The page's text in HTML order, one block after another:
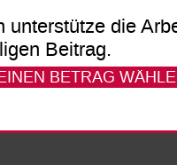
der
haben ihn die
Verbrechen
unterstütze die
Beitrag.
BETRAG